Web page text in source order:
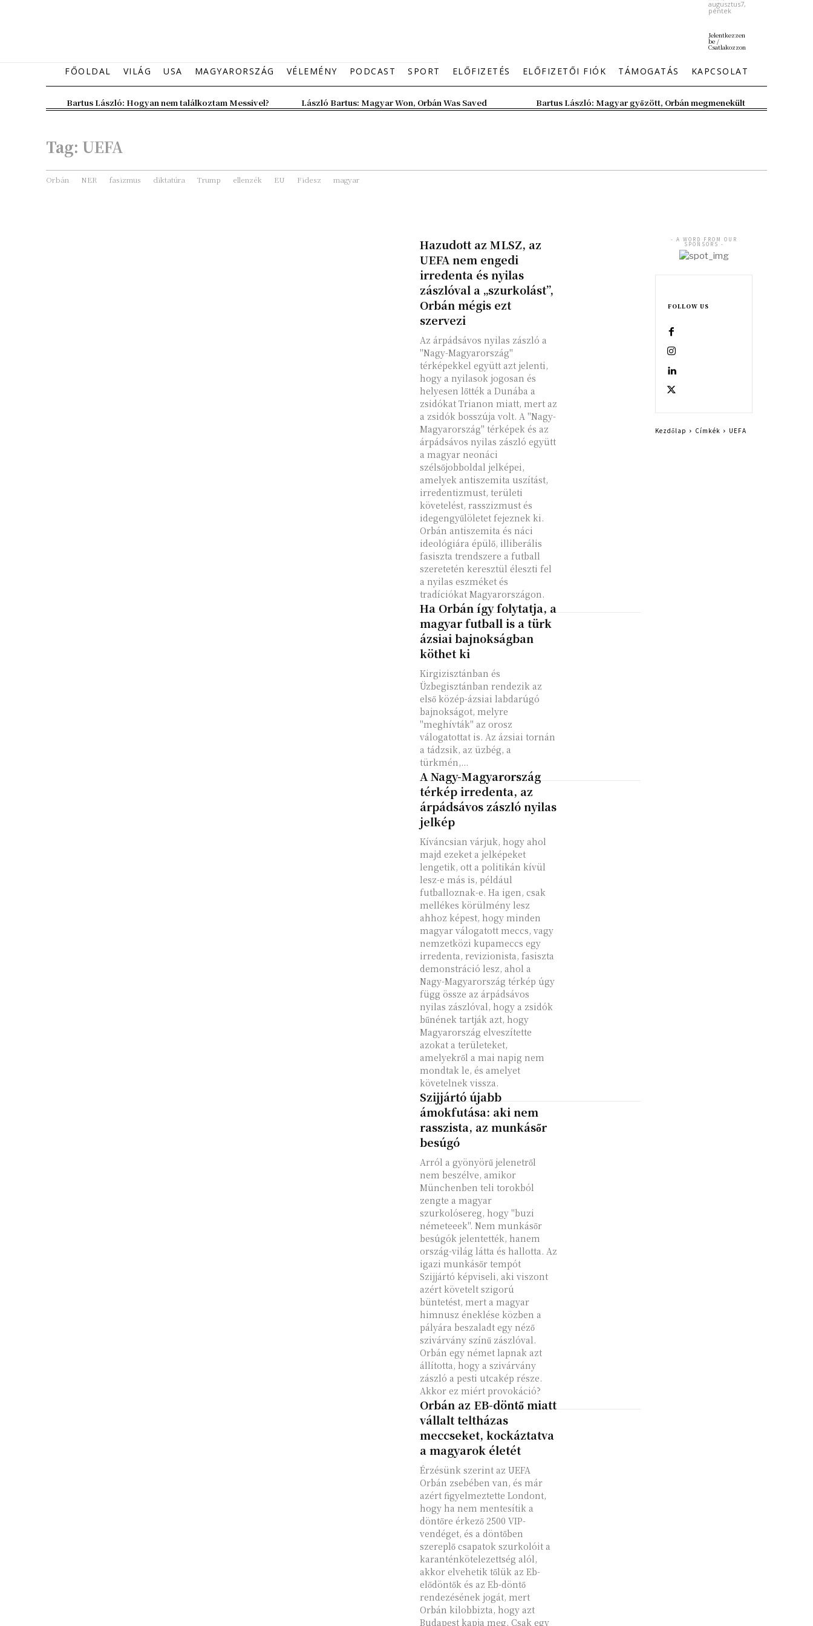
augusztus7,
péntek
Jelentkezzen
be /
Csatlakozzon
FŐOLDAL VILÁG USA MAGYARORSZÁG VÉLEMÉNY PODCAST SPORT ELŐFIZETÉS ELŐFIZETŐI FIÓK TÁMOGATÁS KAPCSOLAT
Bartus László: Hogyan nem találkoztam Messivel? László Bartus: Magyar Won, Orbán Was Saved Bartus László: Magyar győzött, Orbán megmenekült
Tag: UEFA
Orbán NER fasizmus diktatúra Trump ellenzék EU Fidesz magyar
Hazudott az MLSZ, az
UEFA nem engedi
irredenta és nyilas
zászlóval a „szurkolást”,
Orbán mégis ezt
szervezi
Az árpádsávos nyilas zászló a
"Nagy-Magyarország"
térképekkel együtt azt jelenti,
hogy a nyilasok jogosan és
helyesen lőtték a Dunába a
zsidókat Trianon miatt, mert az
a zsidók bosszúja volt. A "Nagy-
Magyarország" térképek és az
árpádsávos nyilas zászló együtt
a magyar neonáci
szélsőjobboldal jelképei,
amelyek antiszemita uszítást,
irredentizmust, területi
követelést, rasszizmust és
idegengyűlöletet fejeznek ki.
Orbán antiszemita és náci
ideológiára épülő, illiberális
fasiszta trendszere a futball
szeretetén keresztül éleszti fel
a nyilas eszméket és
tradíciókat Magyarországon.
Ha Orbán így folytatja, a
magyar futball is a türk
ázsiai bajnokságban
köthet ki
Kirgizisztánban és
Üzbegisztánban rendezik az
első közép-ázsiai labdarúgó
bajnokságot, melyre
"meghívták" az orosz
válogatottat is. Az ázsiai tornán
a tádzsik, az üzbég, a
türkmén,...
A Nagy-Magyarország
térkép irredenta, az
árpádsávos zászló nyilas
jelkép
Kíváncsian várjuk, hogy ahol
majd ezeket a jelképeket
lengetik, ott a politikán kívül
lesz-e más is, például
futballoznak-e. Ha igen, csak
mellékes körülmény lesz
ahhoz képest, hogy minden
magyar válogatott meccs, vagy
nemzetközi kupameccs egy
irredenta, revizionista, fasiszta
demonstráció lesz, ahol a
Nagy-Magyarország térkép úgy
függ össze az árpádsávos
nyilas zászlóval, hogy a zsidók
bűnének tartják azt, hogy
Magyarország elveszítette
azokat a területeket,
amelyekről a mai napig nem
mondtak le, és amelyet
követelnek vissza.
Szijjártó újabb
ámokfutása: aki nem
rasszista, az munkásőr
besúgó
Arról a gyönyörű jelenetről
nem beszélve, amikor
Münchenben teli torokból
zengte a magyar
szurkolósereg, hogy "buzi
németeeek". Nem munkásőr
besúgók jelentették, hanem
ország-világ látta és hallotta. Az
igazi munkásőr tempót
Szijjártó képviseli, aki viszont
azért követelt szigorú
büntetést, mert a magyar
himnusz éneklése közben a
pályára beszaladt egy néző
szivárvány színű zászlóval.
Orbán egy német lapnak azt
állította, hogy a szivárvány
zászló a pesti utcakép része.
Akkor ez miért provokáció?
Orbán az EB-döntő miatt
vállalt teltházas
meccseket, kockáztatva
a magyarok életét
Érzésünk szerint az UEFA
Orbán zsebében van, és már
azért figyelmeztette Londont,
hogy ha nem mentesítik a
döntőre érkező 2500 VIP-
vendéget, és a döntőben
szereplő csapatok szurkolóit a
karanténkötelezettség alól,
akkor elvehetik tőlük az Eb-
elődöntők és az Eb-döntő
rendezésének jogát, mert
Orbán kilobbizta, hogy azt
Budapest kapja meg. Csak egy
- A WORD FROM OUR
SPONSORS -
FOLLOW US
Kezdőlap Címkék UEFA